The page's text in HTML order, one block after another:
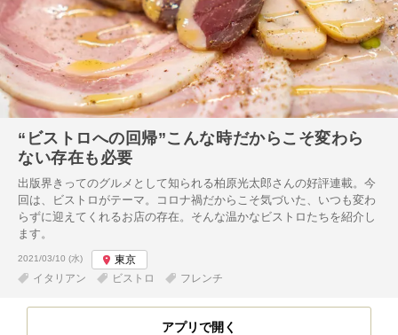
“ビストロへの回帰”こんな時だからこそ変わら
ない存在も必要
出版界きってのグルメとして知られる柏原光太郎さんの好評連載。今
回は、ビストロがテーマ。コロナ禍だからこそ気づいた、いつも変わ
らずに迎えてくれるお店の存在。そんな温かなビストロたちを紹介し
ます。
投稿日:
2021/03/10 (水)
東京
イタリアン
ビストロ フレンチ
アプリで開く